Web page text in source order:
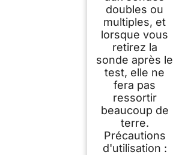
doubles ou
multiples, et
lorsque vous
retirez la
sonde après le
test, elle ne
fera pas
ressortir
beaucoup de
terre.
Précautions
d'utilisation :